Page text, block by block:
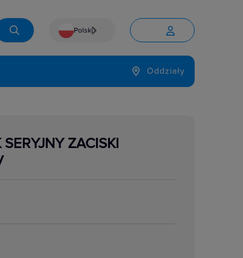
Polski
Język

Oddziały
ZACISKI